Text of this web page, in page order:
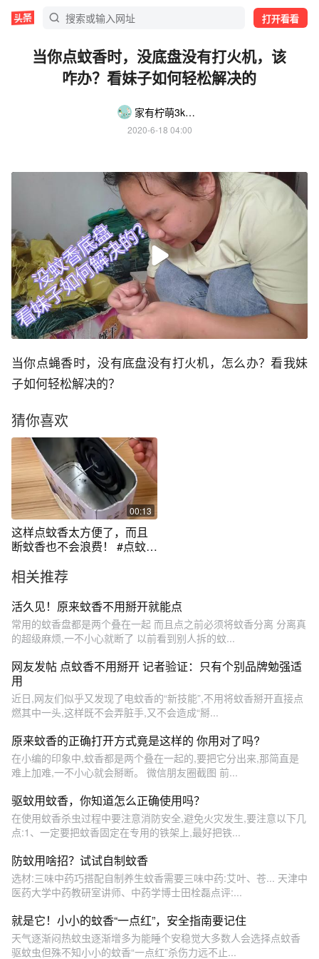
打开看看
当你点蚊香时，没底盘没有打火机，该
咋办？看妹子如何轻松解决的
家有柠萌3k119
2020-6-18 04:00
当你点蝇香时，没有底盘没有打火机，怎么办？看我妹
子如何轻松解决的？
猜你喜欢
00:13
这样点蚊香太方便了，而且
断蚊香也不会浪费！ #点蚊香
相关推荐
活久见！原来蚊香不用掰开就能点
常用的蚊香盘都是两个叠在一起 而且点之前必须将蚊香分离 分离真
的超级麻烦,一不小心就断了 以前看到别人拆的蚊...
网友发帖 点蚊香不用掰开 记者验证：只有个别品牌勉强适
用
近日,网友们似乎又发现了电蚊香的“新技能”,不用将蚊香掰开直接点
燃其中一头,这样既不会弄脏手,又不会造成“掰...
原来蚊香的正确打开方式竟是这样的 你用对了吗?
在小编的印象中,蚊香都是两个叠在一起的,要把它分出来,那简直是
难上加难,一不小心就会掰断。 微信朋友圈截图 前...
驱蚊用蚊香，你知道怎么正确使用吗？
在使用蚊香杀虫过程中要注意消防安全,避免火灾发生,要注意以下几
点:1、一定要把蚊香固定在专用的铁架上,最好把铁...
防蚊用啥招？试试自制蚊香
选材:三味中药巧搭配自制养生蚊香需要三味中药:艾叶、苍... 天津中
医药大学中药教研室讲师、中药学博士田栓磊点评:...
就是它！小小的蚊香“一点红”，安全指南要记住
天气逐渐闷热蚊虫逐渐增多为能睡个安稳觉大多数人会选择点蚊香
驱蚊虫但殊不知小小的蚊香“一点红”杀伤力远不止...